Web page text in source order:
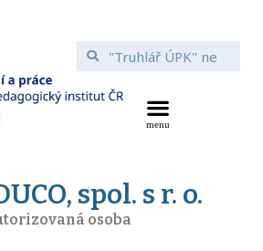
spol. s r. o.
osoba